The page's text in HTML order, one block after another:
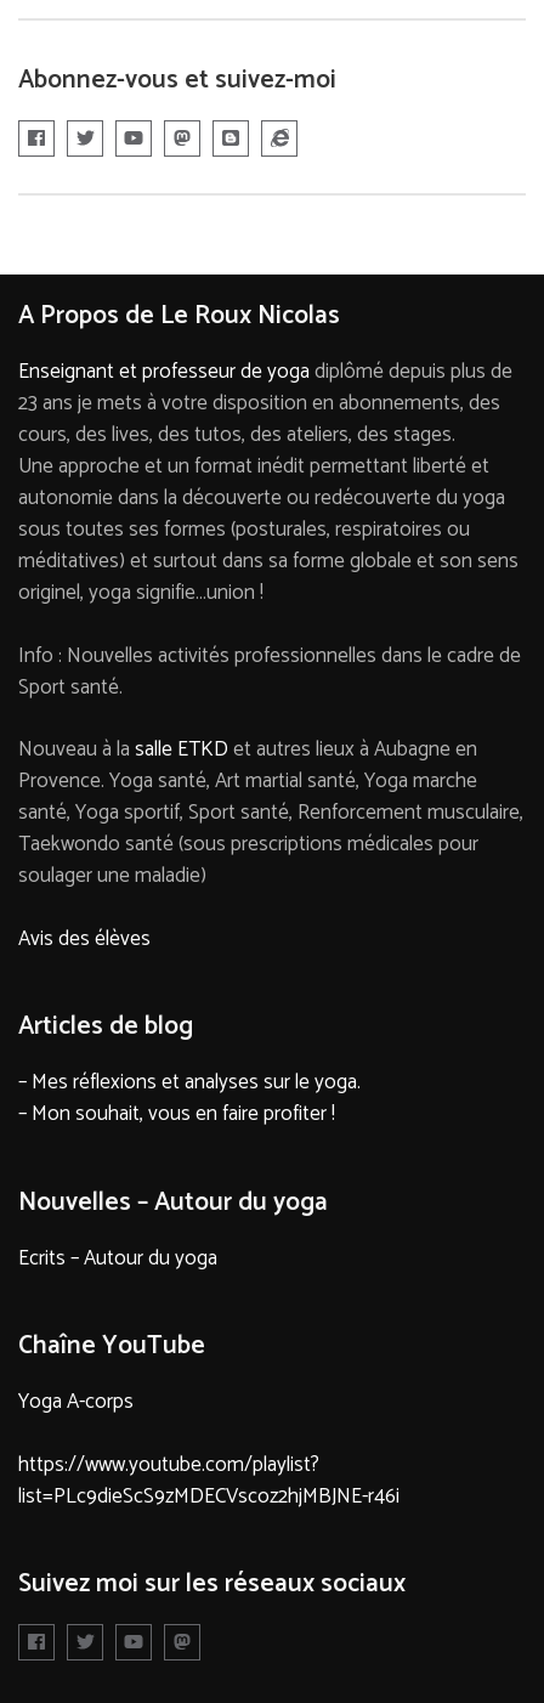
Abonnez-vous et suivez-moi
A Propos de Le Roux Nicolas
Enseignant et professeur de yogadiplômé depuis plus de
23 ans je mets à votre disposition en abonnements, des
cours, des lives, des tutos, des ateliers, des stages.
Une approche et un format inédit permettant liberté et
autonomie dans la découverte ou redécouverte du yoga
sous toutes ses formes (posturales, respiratoires ou
méditatives) et surtout dans sa forme globale et son sens
originel, yoga signifie…union !
Info : Nouvelles activités professionnelles dans le cadre de
Sport santé.
Nouveau à lasalle ETKDet autres lieux à Aubagne en
Provence. Yoga santé, Art martial santé, Yoga marche
santé, Yoga sportif, Sport santé, Renforcement musculaire,
Taekwondo santé (sous prescriptions médicales pour
soulager une maladie)
Avis des élèves
Articles de blog
– Mes réflexions et analyses sur le yoga.
– Mon souhait, vous en faire profiter !
Nouvelles – Autour du yoga
Ecrits – Autour du yoga
Chaîne YouTube
Yoga A-corps
https://www.youtube.com/playlist?
list=PLc9dieScS9zMDECVscoz2hjMBJNE-r46i
Suivez moi sur les réseaux sociaux